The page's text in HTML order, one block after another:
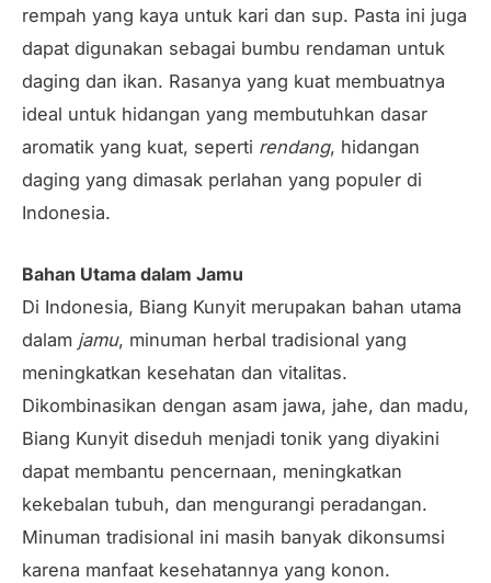
rempah yang kaya untuk kari dan sup. Pasta ini juga
dapat digunakan sebagai bumbu rendaman untuk
daging dan ikan. Rasanya yang kuat membuatnya
ideal untuk hidangan yang membutuhkan dasar
aromatik yang kuat, seperti rendang, hidangan
daging yang dimasak perlahan yang populer di
Indonesia.
Bahan Utama dalam Jamu
Di Indonesia, Biang Kunyit merupakan bahan utama
dalam jamu, minuman herbal tradisional yang
meningkatkan kesehatan dan vitalitas.
Dikombinasikan dengan asam jawa, jahe, dan madu,
Biang Kunyit diseduh menjadi tonik yang diyakini
dapat membantu pencernaan, meningkatkan
kekebalan tubuh, dan mengurangi peradangan.
Minuman tradisional ini masih banyak dikonsumsi
karena manfaat kesehatannya yang konon.